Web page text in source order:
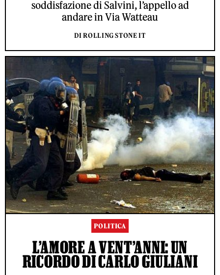
soddisfazione di Salvini, l’appello ad
andare in Via Watteau
DI ROLLING STONE IT
POLITICA
L’AMORE A VENT’ANNI: UN
RICORDO DI CARLO GIULIANI